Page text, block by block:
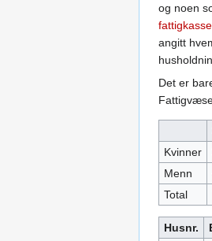
og noen
angitt
Det er
Kvinner
Menn
Total
Husnr.